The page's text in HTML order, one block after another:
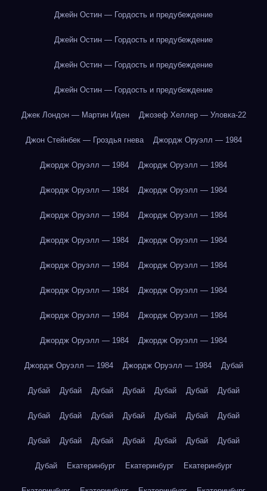
Джейн Остин — Гордость и предубеждение
Джейн Остин — Гордость и предубеждение
Джейн Остин — Гордость и предубеждение
Джейн Остин — Гордость и предубеждение
Джек Лондон — Мартин Иден Джозеф Хеллер — Уловка-22
Джон Стейнбек — Гроздья гнева Джордж Оруэлл — 1984
Джордж Оруэлл — 1984 Джордж Оруэлл — 1984
Джордж Оруэлл — 1984 Джордж Оруэлл — 1984
Джордж Оруэлл — 1984 Джордж Оруэлл — 1984
Джордж Оруэлл — 1984 Джордж Оруэлл — 1984
Джордж Оруэлл — 1984 Джордж Оруэлл — 1984
Джордж Оруэлл — 1984 Джордж Оруэлл — 1984
Джордж Оруэлл — 1984 Джордж Оруэлл — 1984
Джордж Оруэлл — 1984 Джордж Оруэлл — 1984
Джордж Оруэлл — 1984 Джордж Оруэлл — 1984 Дубай
Дубай Дубай Дубай Дубай Дубай Дубай Дубай
Дубай Дубай Дубай Дубай Дубай Дубай Дубай
Дубай Дубай Дубай Дубай Дубай Дубай Дубай
Дубай Екатеринбург Екатеринбург Екатеринбург